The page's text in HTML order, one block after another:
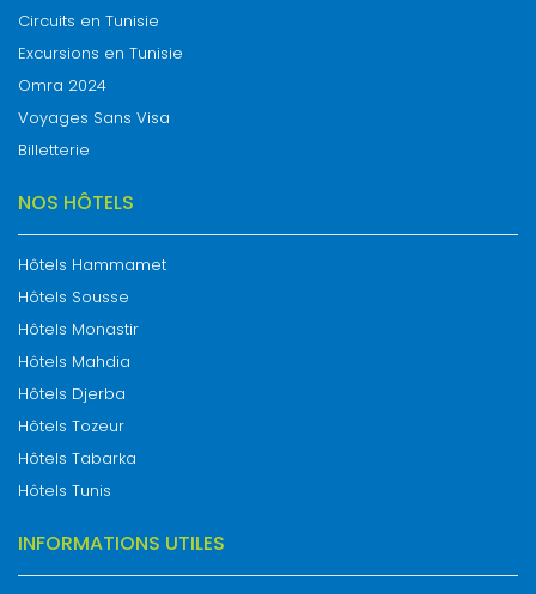
Circuits en Tunisie
Excursions en Tunisie
Omra 2024
Voyages Sans Visa
Billetterie
NOS HÔTELS
Hôtels Hammamet
Hôtels Sousse
Hôtels Monastir
Hôtels Mahdia
Hôtels Djerba
Hôtels Tozeur
Hôtels Tabarka
Hôtels Tunis
INFORMATIONS UTILES